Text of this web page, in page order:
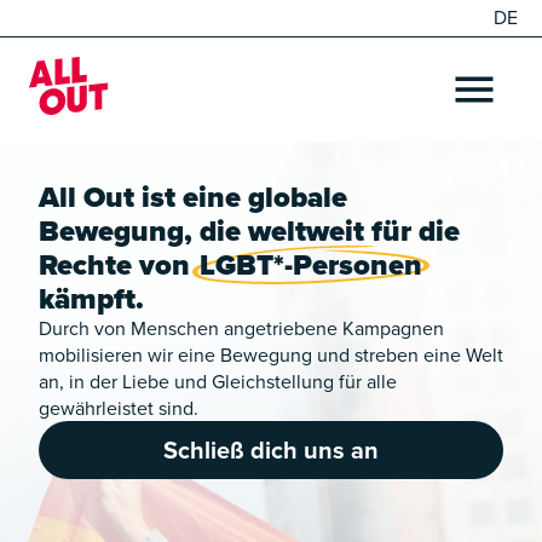
DE
Home
OPEN
All Out ist eine globale
Bewegung, die weltweit für die
Rechte vonLGBT*-Personen
kämpft.
Durch von Menschen angetriebene Kampagnen
mobilisieren wir eine Bewegung und streben eine Welt
an, in der Liebe und Gleichstellung für alle
gewährleistet sind.
Schließ dich uns an